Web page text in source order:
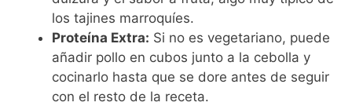
los tajines marroquíes.
Proteína Extra: Si no es vegetariano, puede
añadir pollo en cubos junto a la cebolla y
cocinarlo hasta que se dore antes de seguir
con el resto de la receta.